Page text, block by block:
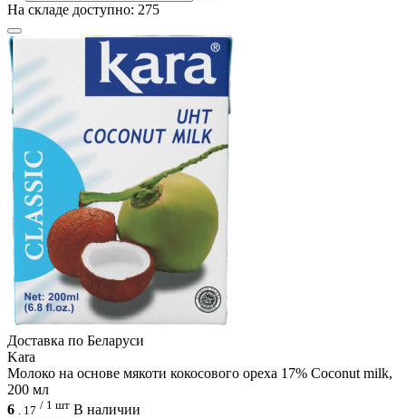
На складе доступно: 275
Доcтавка по Беларуси
Kara
Молоко на основе мякоти кокосового ореха 17% Coconut milk,
200 мл
6
17 / 1 шт В наличии